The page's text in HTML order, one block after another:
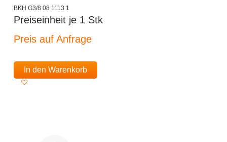
BKH G3/8 08 1113 1
Preiseinheit je 1 Stk
Preis auf Anfrage
In den Warenkorb